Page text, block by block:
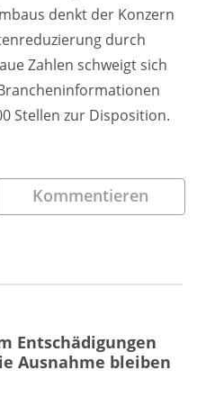
denkt der Konzern
durch
Zahlen schweigt sich
Stellen zur Disposition.
Kommentieren
Entschädigungen
Ausnahme bleiben